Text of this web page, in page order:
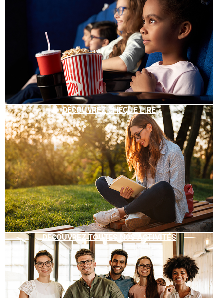
DÉCOUVREZ CHÈQUE LIRE
DÉCOUVREZ TOUTES NOS ACTIVITÉS